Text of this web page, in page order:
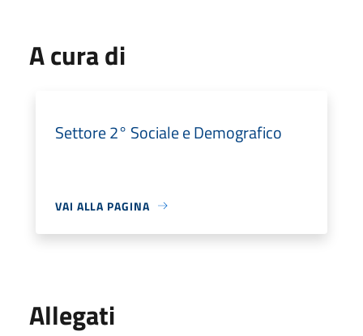
A cura di
Settore 2° Sociale e Demografico
VAI ALLA PAGINA
Allegati